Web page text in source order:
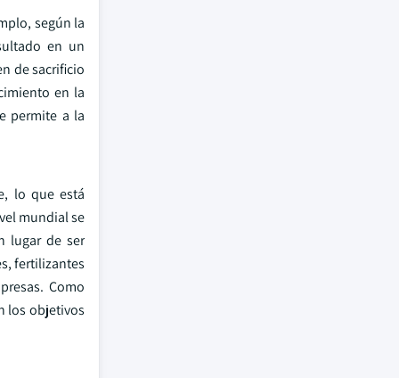
según la
en un
de sacrificio
en la
permite a la
lo que está
mundial se
lugar de ser
fertilizantes
Como
los objetivos